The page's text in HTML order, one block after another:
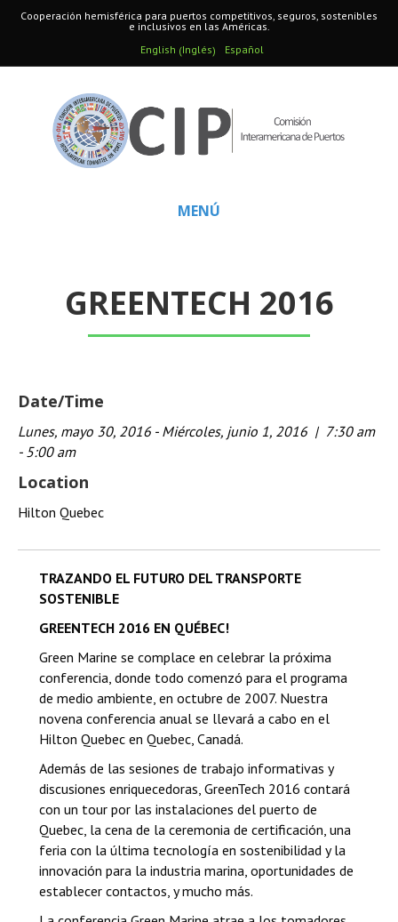
Cooperación hemisférica para puertos competitivos, seguros, sostenibles
e inclusivos en las Américas.
English (Inglés) Español
MENÚ
GREENTECH 2016
Date/Time
Lunes, mayo 30, 2016 - Miércoles, junio 1, 2016 | 7:30 am
- 5:00 am
Location
Hilton Quebec
TRAZANDO EL FUTURO DEL TRANSPORTE
SOSTENIBLE
GREENTECH 2016 EN QUÉBEC!
Green Marine se complace en celebrar la próxima
conferencia, donde todo comenzó para el programa
de medio ambiente, en octubre de 2007. Nuestra
novena conferencia anual se llevará a cabo en el
Hilton Quebec en Quebec, Canadá.
Además de las sesiones de trabajo informativas y
discusiones enriquecedoras, GreenTech 2016 contará
con un tour por las instalaciones del puerto de
Quebec, la cena de la ceremonia de certificación, una
feria con la última tecnología en sostenibilidad y la
innovación para la industria marina, oportunidades de
establecer contactos, y mucho más.